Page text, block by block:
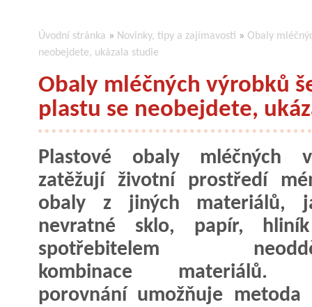
Úvodní stránka » Novinky, tipy a zajímavosti » Obaly
neobejdete, ukázala studie
Obaly mléčných výrobků
plastu se neobejdete,
Plastové obaly mléčných
zatěžují životní prostředí
obaly z jiných materiálů,
nevratné sklo, papír,
spotřebitelem
kombinace materiálů.
porovnání umožňuje metoda